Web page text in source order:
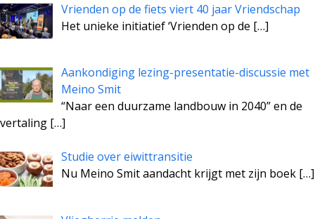
Vrienden op de fiets viert 40 jaar Vriendschap
Het unieke initiatief ‘Vrienden op de […]
Aankondiging lezing-presentatie-discussie met
Meino Smit
“Naar een duurzame landbouw in 2040” en de
vertaling […]
Studie over eiwittransitie
Nu Meino Smit aandacht krijgt met zijn boek […]